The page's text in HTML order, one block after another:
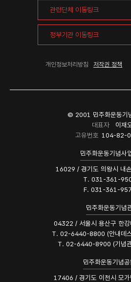
개인정보처리방침 저작권 정책
© 2001 민주화운동기
대표자
이재
고유번호 104-82-
민주화운동기념사
16029 / 경기도 의왕시 내
T. 031-361-
F. 031-361-
민주화운동기념
04322 / 서울시 용산구 한
T. 02-6440-8800 (안내데
T. 02-6440-8900 (기념
민주화운동기념공
17406 / 경기도 이천시 모